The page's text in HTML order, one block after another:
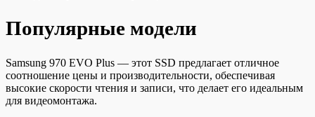
Популярные модели
Samsung 970 EVO Plus — этот SSD предлагает отличное
соотношение цены и производительности, обеспечивая
высокие скорости чтения и записи, что делает его идеальным
для видеомонтажа.